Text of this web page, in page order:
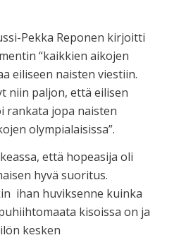
Pekka Reponen kirjoitti
“kaikkien aikojen
eiliseen naisten viestiin.
niin paljon, että eilisen
rankata jopa naisten
olympialaisissa”.
että hopeasija oli
hyvä suoritus.
ihan huviksenne kuinka
kisoissa on ja
kesken